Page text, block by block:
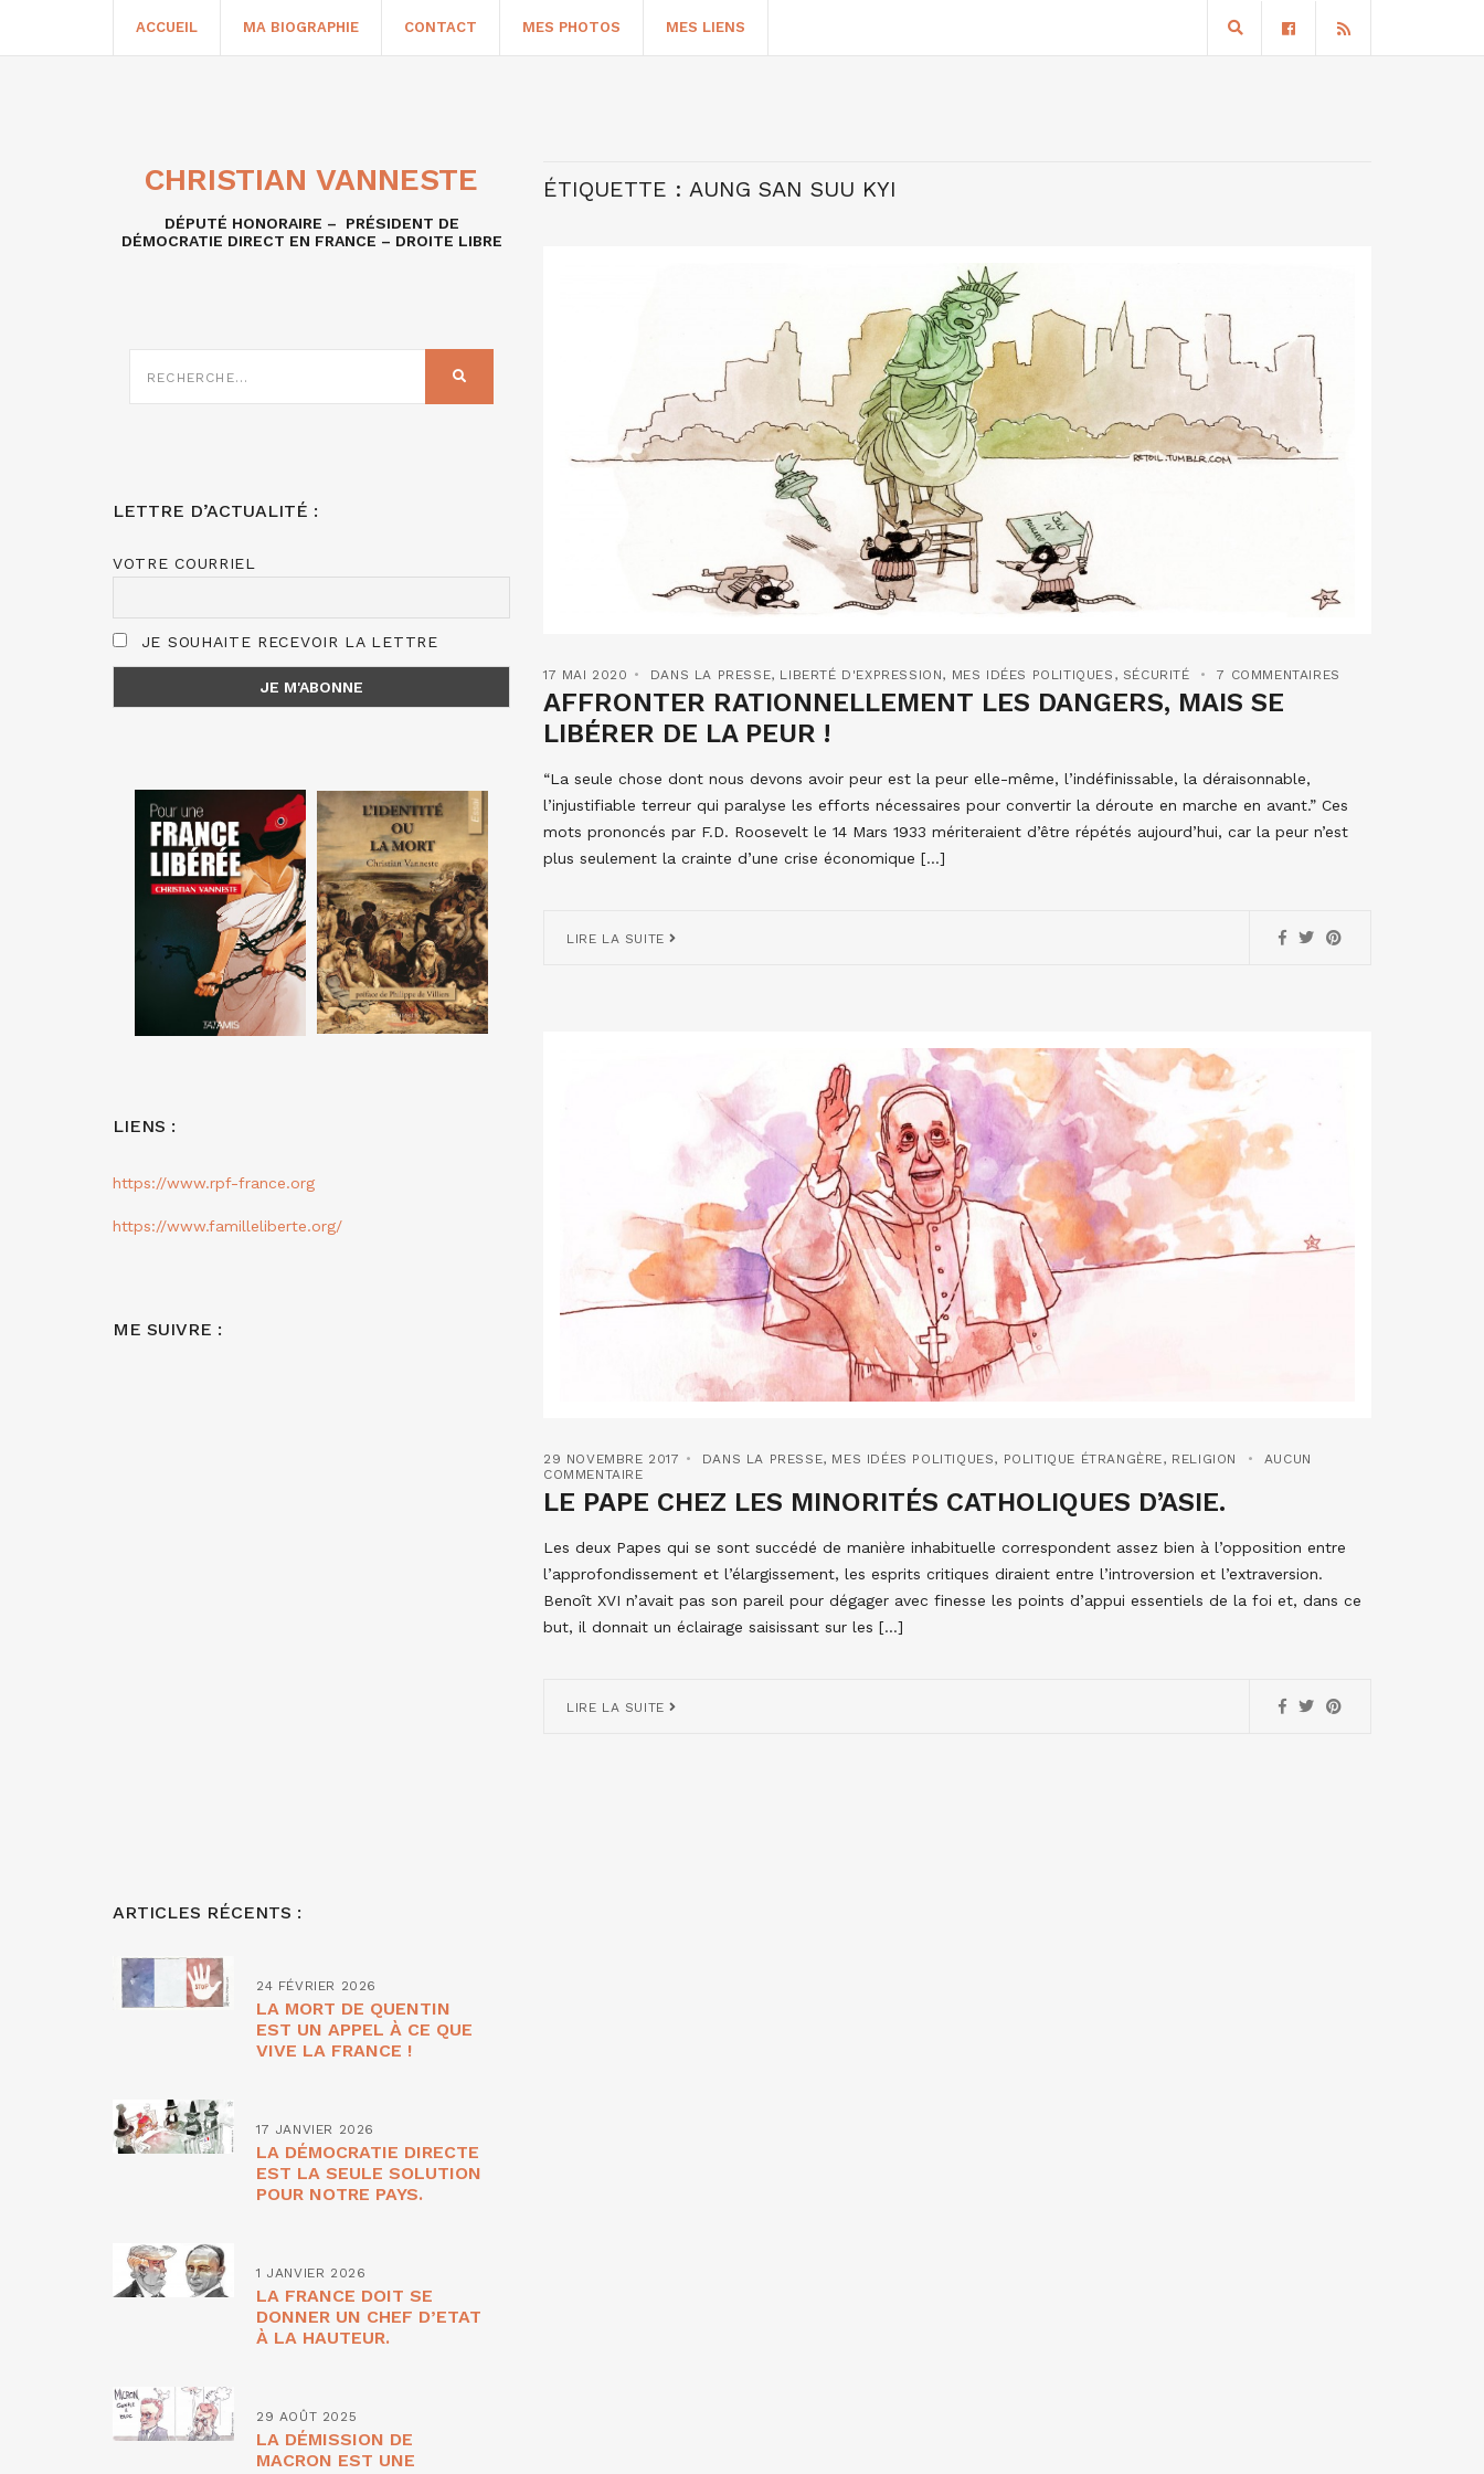
ACCUEIL MA BIOGRAPHIE CONTACT MES PHOTOS MES LIENS
ÉTIQUETTE : AUNG SAN SUU KYI
17 MAI 2020 DANS LA PRESSE, LIBERTÉ D'EXPRESSION, MES IDÉES POLITIQUES , SÉCURITÉ 7 COMMENTAIRES
AFFRONTER RATIONNELLEMENT LES DANGERS, MAIS SE
LIBÉRER DE LA PEUR !
“La seule chose dont nous devons avoir peur est la peur elle-même, l’indéfinissable, la déraisonnable,
l’injustifiable terreur qui paralyse les efforts nécessaires pour convertir la déroute en marche en avant.” Ces
mots prononcés par F.D. Roosevelt le 14 Mars 1933 mériteraient d’être répétés aujourd’hui, car la peur n’est
plus seulement la crainte d’une crise économique […]
LIRE LA SUITE
29 NOVEMBRE 2017 DANS LA PRESSE, MES IDÉES POLITIQUES, POLITIQUE ÉTRANGÈRE, RELIGION
AUCUN
COMMENTAIRE
LE PAPE CHEZ LES MINORITÉS CATHOLIQUES D’ASIE.
Les deux Papes qui se sont succédé de manière inhabituelle correspondent assez bien à l’opposition entre
l’approfondissement et l’élargissement, les esprits critiques diraient entre l’introversion et l’extraversion.
Benoît XVI n’avait pas son pareil pour dégager avec finesse les points d’appui essentiels de la foi et, dans ce
but, il donnait un éclairage saisissant sur les […]
LIRE LA SUITE
CHRISTIAN VANNESTE
DÉPUTÉ HONORAIRE – PRÉSIDENT DE
DÉMOCRATIE DIRECT EN FRANCE – DROITE LIBRE
SUR
LETTRE D’ACTUALITÉ :
VOTRE COURRIEL
JE SOUHAITE RECEVOIR LA LETTRE
LIENS :
https://www.rpf-france.org
https://www.familleliberte.org/
ME SUIVRE :
ARTICLES RÉCENTS :
24 FÉVRIER 2026
LA MORT DE QUENTIN
EST UN APPEL À CE QUE
VIVE LA FRANCE !
17 JANVIER 2026
LA DÉMOCRATIE DIRECTE
EST LA SEULE SOLUTION
POUR NOTRE PAYS.
1 JANVIER 2026
LA FRANCE DOIT SE
DONNER UN CHEF D’ETAT
À LA HAUTEUR.
29 AOÛT 2025
LA DÉMISSION DE
MACRON EST UNE